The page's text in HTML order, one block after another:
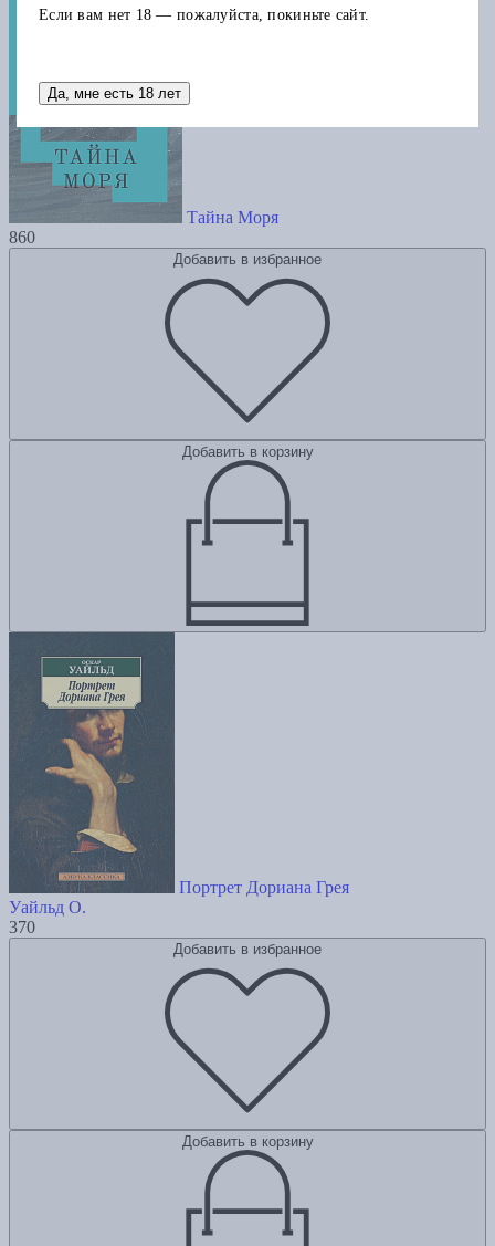
Тайна Моря
860
Добавить в избранное
Добавить в корзину
Портрет Дориана Грея
Уайльд О.
370
Добавить в избранное
Добавить в корзину
Если вам нет 18 — пожалуйста, покиньте сайт.
Да, мне есть 18 лет